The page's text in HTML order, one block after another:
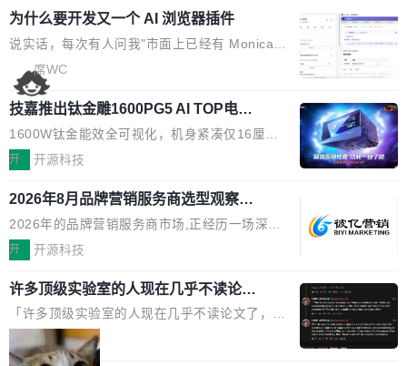
为什么要开发又一个 AI 浏览器插件
说实话，每次有人问我"市面上已经有 Monica、
Sider、Copilot for Chrome 这些 AI 浏览器插件
了，你为什么还要再做一个"，我都觉得这个问题
问得好。 因为我自己也是从用户变成开发者的。
现有产品的天花板 我用过不少 AI 浏览器插件。
刚开始觉得都挺好——选中一段文字，弹出解
要。但用久了你会发现，它们本质上都是同一类
东西：一个带网页上下文的聊天框。 它们能读取
页面的文本，然后把文本丢给大模型，再返回一
段回答。仅此而已。 这当然有用，但总觉得差点
意思。比如我在一个后台管理系统里，需要填50
个表单字段，每个字段还有联动逻辑；比如我
想...
席WC
技嘉推出钛金雕1600PG5 AI TOP电
源：为发烧级主机与本地AI算力打造旗
舰供电方案
1600W钛金能效全可视化，机身紧凑仅16厘米
继2026台北电脑展首度亮相后，技嘉科技近日正
电源专为发烧级DIY主机与本地AI算力平台打
造，整机长度仅16厘米，提供1600W额定功率
与80PLUS钛金能效；支持ATX 3.1与PCIe 5.1
规范，结合服务器级元件、完善供电线材与内置
实时LCD监控屏，可充分满足当下高阶PC主机
的严苛使用需求。 澎湃功率，紧凑机身 钛金雕1
600PG5 AI TOP具备强悍输出功率，同时实现
机身尺寸大幅精简。整机长度仅16厘米，属于同
开 开源科技
2026年8月品牌营销服务商选型观察：
从流量思维到品牌资产思维的范式转移
2026年的品牌营销服务商市场,正经历一场深刻
的价值重构。全球全案品牌代理机构市场从2025
复合增长率达5.44%,预计2032年将突破120亿美
元。数字广告与公共关系相关服务市场更是从20
25年的8463亿美元扩张至2026年的8763亿美
元。数字的背后是一个清晰的事实——品牌对专
开 开源科技
许多顶级实验室的人现在几乎不读论文
了
「许多顶级实验室的人现在几乎不读论文了，而
且他们认为 ICLR/ICML/NeurIPS 充斥着大量过
度宣传和欺诈。」 OpenAI 研究员 Keller Jorda
局